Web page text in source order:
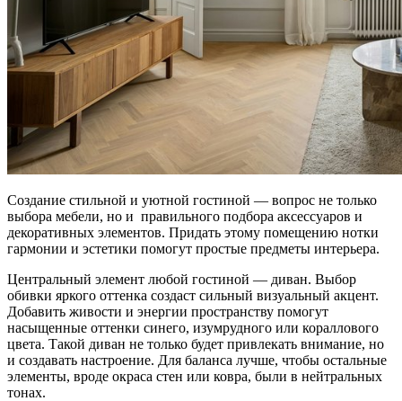
Создание стильной и уютной гостиной — вопрос не только
выбора мебели, но и правильного подбора аксессуаров и
декоративных элементов. Придать этому помещению нотки
гармонии и эстетики помогут простые предметы интерьера.
Центральный элемент любой гостиной — диван. Выбор
обивки яркого оттенка создаст сильный визуальный акцент.
Добавить живости и энергии пространству помогут
насыщенные оттенки синего, изумрудного или кораллового
цвета. Такой диван не только будет привлекать внимание, но
и создавать настроение. Для баланса лучше, чтобы остальные
элементы, вроде окраса стен или ковра, были в нейтральных
тонах.